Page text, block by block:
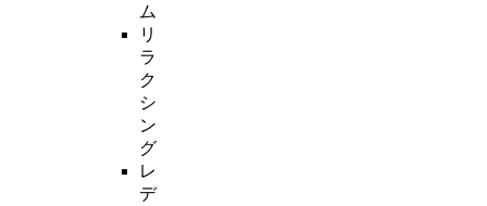
ム
リ
ラ
ク
シ
ン
グ
レ
デ